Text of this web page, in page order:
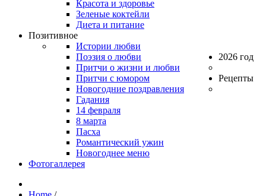
Красота и здоровье
Зеленые коктейли
Диета и питание
Позитивное
Истории любви
Поэзия о любви
Притчи о жизни и любви
Притчи с юмором
2026 год
Новогодние поздравления
Гадания
14 февраля
8 марта
Рецепты
Пасха
Романтический ужин
Новогоднее меню
Фотогаллерея